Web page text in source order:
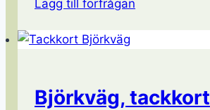
Lägg till förfrågan
Björkväg, tackkort